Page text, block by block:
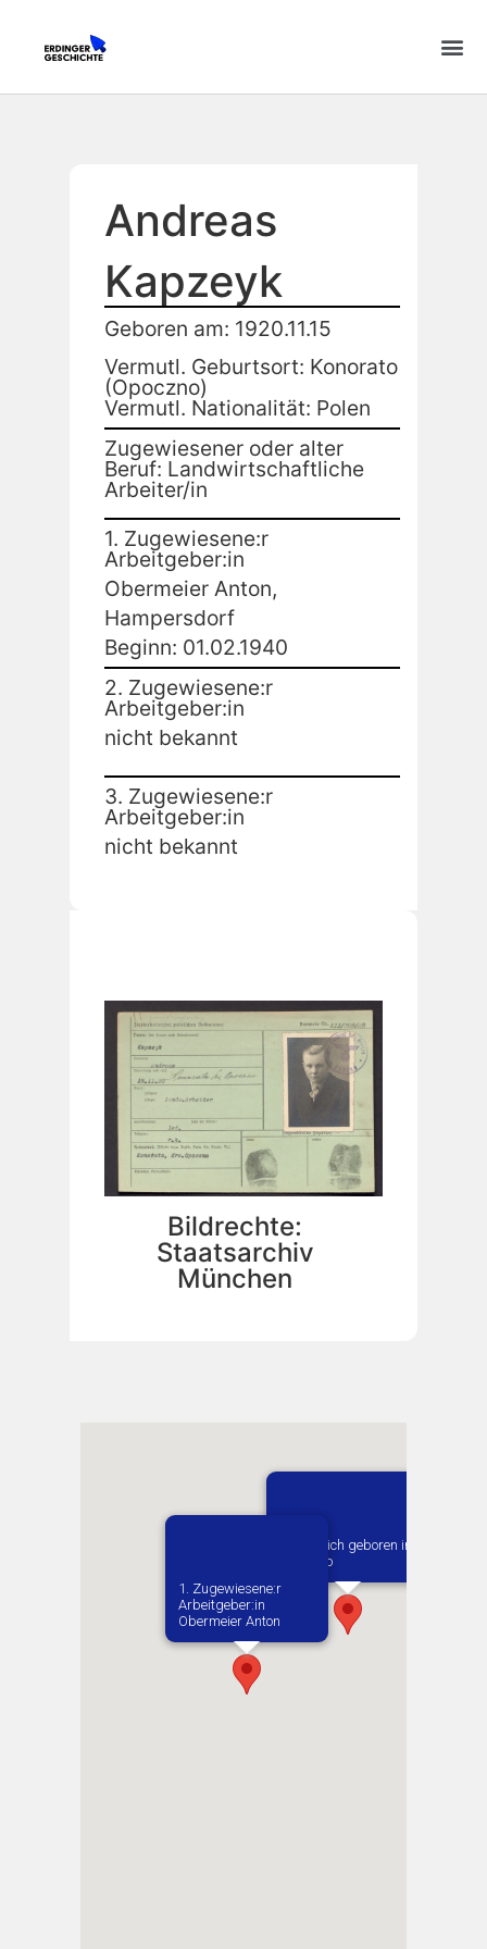
Andreas
Kapzeyk
Geboren am: 1920.11.15
Vermutl. Geburtsort: Konorato
(Opoczno)
Vermutl. Nationalität: Polen
Zugewiesener oder alter
Beruf: Landwirtschaftliche
Arbeiter/in
1. Zugewiesene:r
Arbeitgeber:in
Obermeier Anton,
Hampersdorf
Beginn: 01.02.1940
2. Zugewiesene:r
Arbeitgeber:in
nicht bekannt
3. Zugewiesene:r
Arbeitgeber:in
nicht bekannt
Bildrechte:
Staatsarchiv
München
Vermutlich geboren in
Opoczno
1. Zugewiesene:r
Arbeitgeber:in​
Obermeier Anton